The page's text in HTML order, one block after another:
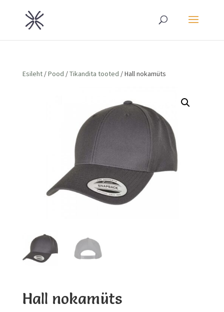
Esileht/Pood /Tikandita tooted / Hall nokamüts
Hall nokamüts